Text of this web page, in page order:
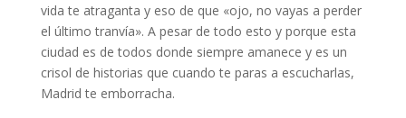
vida te atraganta y eso de que «ojo, no vayas a perder
el último tranvía». A pesar de todo esto y porque esta
ciudad es de todos donde siempre amanece y es un
crisol de historias que cuando te paras a escucharlas,
Madrid te emborracha.